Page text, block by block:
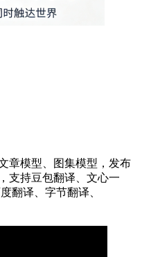
章模型、图集模型，发布
支持豆包翻译、文心一
翻译、字节翻译、